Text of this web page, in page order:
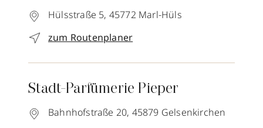
Hülsstraße 5, 45772 Marl-Hüls
zum Routenplaner
Stadt-Parfümerie Pieper
Bahnhofstraße 20, 45879 Gelsenkirchen